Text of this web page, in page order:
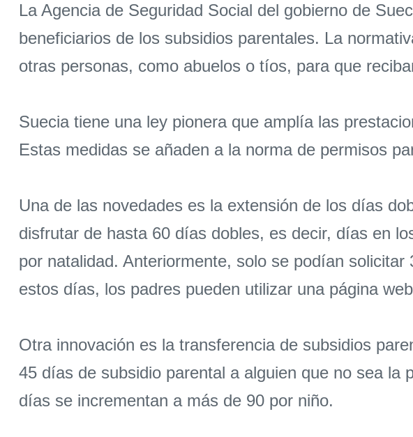
La Agencia de Seguridad Social del gobierno de
beneficiarios de los subsidios parentales. La
otras personas, como abuelos o tíos, para que
Suecia tiene una ley pionera que amplía las
Estas medidas se añaden a la norma de permisos
Una de las novedades es la extensión de los días
disfrutar de hasta 60 días dobles, es decir, días en
por natalidad. Anteriormente, solo se podían
estos días, los padres pueden utilizar una página
Otra innovación es la transferencia de subsidios
45 días de subsidio parental a alguien que no sea
días se incrementan a más de 90 por niño.